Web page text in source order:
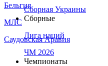
Бельгия
МЛС
Саудовская Аравия
Сборная Украины
Сборные
Лига наций
ЧМ 2026
Чемпионаты